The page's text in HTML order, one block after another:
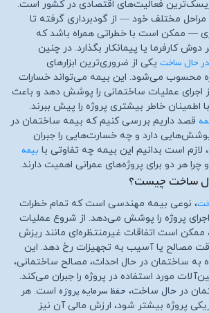
فعالیت‌های اقتصادی در کشور است.
مختلف خود — از گودبرداری گرفته تا
— ممکن است با خطراتی همراه باشد که
کارفرما یا پیمانکار بگذارد. در چنین
حال ساخت یکی از ضروری‌ترین ابزارهای
محسوب می‌شود. این بیمه می‌تواند خسارات
اجرای عملیات ساختمانی را پوشش دهد و باعث
اطمینان خاطر بیشتری پروژه را پیش ببرند.
قصد داریم بررسی کنیم که بیمه ساختمان در
دارد و چه خسارت‌هایی را جبران
است بدانیم این بیمه چه تفاوتی با بیمه
و چرا هر دو برای پروژه‌های عمرانی اهمیت دارند.
ساخت چیست؟
، نوعی بیمه مهندسی است که تمام خطرات
پروژه را پوشش می‌دهد. از شروع عملیات
ممکن است اتفاقات غیرمنتظره‌ای مانند ریزش
مصالح یا آسیب به تجهیزات رخ دهد. این
به ساختمان در حال احداث، مصالح ساختمانی،
مورد استفاده در پروژه را جبران می‌کند.
در حال ساخت، حفظ سرمایه پروژه است. هر
پروژه بیشتر شود، ارزش مالی آن نیز